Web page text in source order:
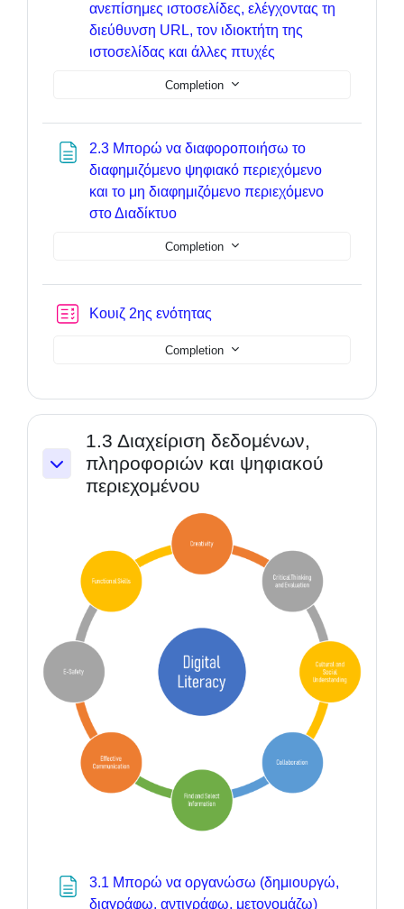
ανεπίσημες ιστοσελίδες, ελέγχοντας τη
διεύθυνση URL, τον ιδιοκτήτη της
ιστοσελίδας και άλλες πτυχές
Completion
2.3 Μπορώ να διαφοροποιήσω το
διαφημιζόμενο ψηφιακό περιεχόμενο
και το μη διαφημιζόμενο περιεχόμενο
στο ΔιαδίκτυοPage
Completion
Κουιζ 2ης ενότητας
Completion
1.3 Διαχείριση δεδομένων,
πληροφοριών και ψηφιακού
περιεχομένου
3.1 Μπορώ να οργανώσω (δημιουργώ,
διαγράφω, αντιγράφω, μετονομάζω)